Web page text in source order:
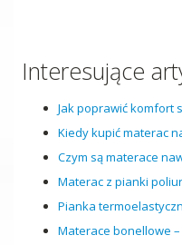
Interesujące
Jak poprawić komfort
Kiedy kupić materac
Czym są materace
Materac z pianki
Pianka
Materace bonellowe